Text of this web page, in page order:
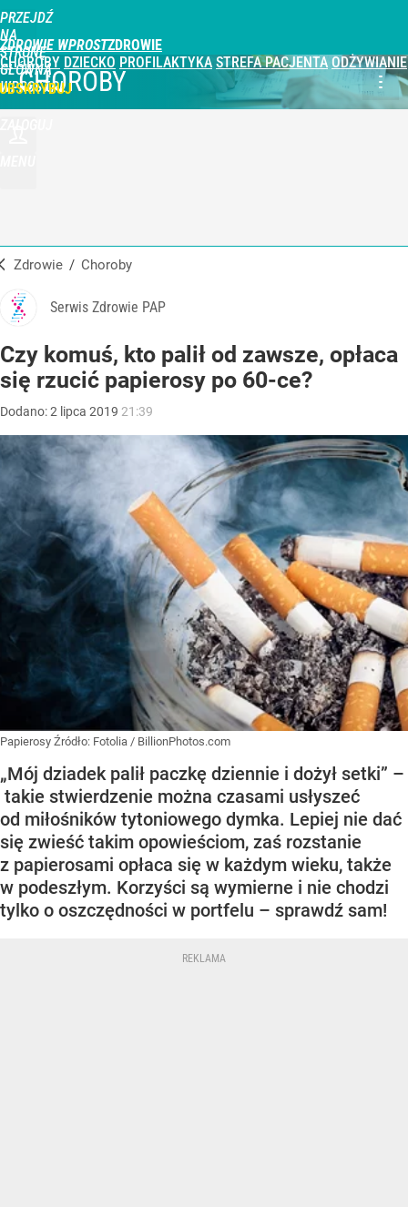
PRZEJDŹ
NA
STRONĘ
GŁÓWNĄ
WPROST.PL
ZDROWIE WPROST
CHOROBY DZIECKO PROFILAKTYKA STREFA PACJENTA ODŻYWIANIE
CHOROBY
Zdrowie / Choroby
Serwis Zdrowie PAP
Czy komuś, kto palił od zawsze, opłaca
się rzucić papierosy po 60-ce?
Dodano:2 lipca 2019 21:39
Papierosy Źródło: Fotolia / BillionPhotos.com
„Mój dziadek palił paczkę dziennie i dożył setki” –
takie stwierdzenie można czasami usłyszeć
od miłośników tytoniowego dymka. Lepiej nie dać
się zwieść takim opowieściom, zaś rozstanie
z papierosami opłaca się w każdym wieku, także
w podeszłym. Korzyści są wymierne i nie chodzi
tylko o oszczędności w portfelu – sprawdź sam!